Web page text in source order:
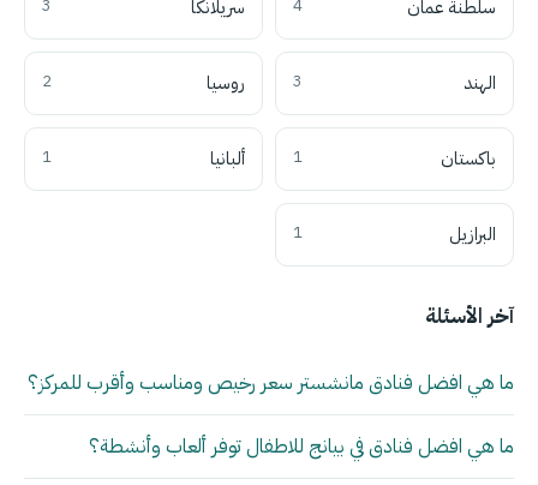
سلطنة عمان 4 سريلانكا 3
الهند 3 روسيا 2
باكستان 1 ألبانيا 1
البرازيل 1
آخر الأسئلة
ما هي افضل فنادق مانشستر سعر رخيص ومناسب وأقرب للمركز؟
ما هي افضل فنادق في بيانج للاطفال توفر ألعاب وأنشطة؟